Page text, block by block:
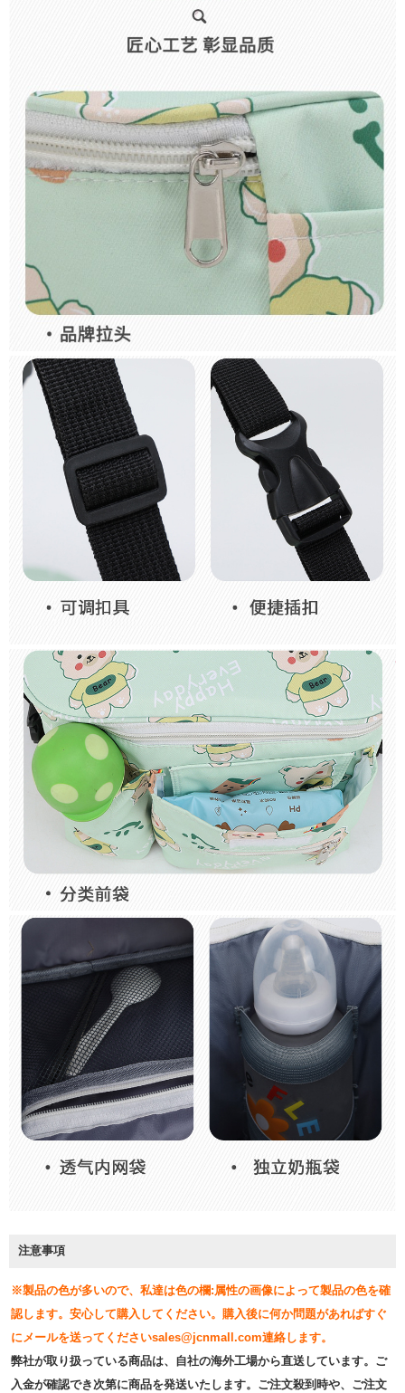
注意事項
※製品の色が多いので、私達は色の欄:属性の画像によって製品の色を確
認します。安心して購入してください。購入後に何か問題があればすぐ
にメールを送ってくださいsales@jcnmall.com連絡します。
弊社が取り扱っている商品は、自社の海外工場から直送しています。ご
入金が確認でき次第に商品を発送いたします。ご注文殺到時や、ご注文